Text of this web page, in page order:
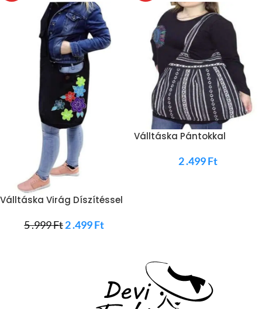
Válltáska Virág Díszítéssel
5 .999Ft2 .499Ft
Válltáska Pántokkal
2 .499Ft